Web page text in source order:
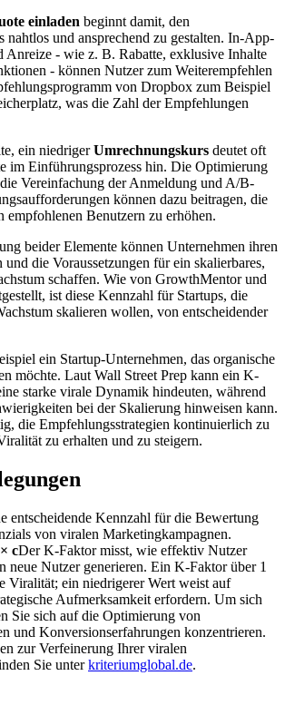
einladen beginnt damit, den
nahtlos und ansprechend zu gestalten. In-App-
Anreize - wie z. B. Rabatte, exklusive Inhalte
- können Nutzer zum Weiterempfehlen
von Dropbox zum Beispiel
was die Zahl der Empfehlungen
ein niedrigerUmrechnungskurs deutet oft
im Einführungsprozess hin. Die Optimierung
Vereinfachung der Anmeldung und A/B-
können dazu beitragen, die
empfohlenen Benutzern zu erhöhen.
beider Elemente können Unternehmen ihren
die Voraussetzungen für ein skalierbares,
schaffen. Wie von GrowthMentor und
ist diese Kennzahl für Startups, die
skalieren wollen, von entscheidender
ein Startup-Unternehmen, das organische
möchte. Laut Wall Street Prep kann ein K-
starke virale Dynamik hindeuten, während
bei der Skalierung hinweisen kann.
die Empfehlungsstrategien kontinuierlich zu
zu erhalten und zu steigern.
entscheidende Kennzahl für die Bewertung
von viralen Marketingkampagnen.
cDer K-Faktor misst, wie effektiv Nutzer
neue Nutzer generieren. Ein K-Faktor über 1
Viralität; ein niedrigerer Wert weist auf
Aufmerksamkeit erfordern. Um sich
Sie sich auf die Optimierung von
und Konversionserfahrungen konzentrieren.
zur Verfeinerung Ihrer viralen
Sie unterkriteriumglobal.de.